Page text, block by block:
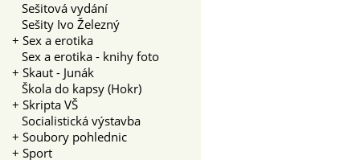
Sešitová vydání
Sešity Ivo Železný
+ Sex a erotika
Sex a erotika - knihy foto
+ Skaut - Junák
Škola do kapsy (Hokr)
+ Skripta VŠ
Socialistická výstavba
+ Soubory pohlednic
+ Sport